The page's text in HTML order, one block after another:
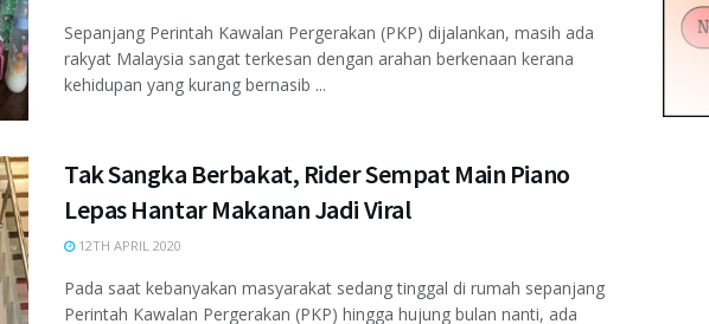
Sepanjang Perintah Kawalan Pergerakan (PKP) dijalankan, masih ada
rakyat Malaysia sangat terkesan dengan arahan berkenaan kerana
kehidupan yang kurang bernasib ...
Tak Sangka Berbakat, Rider Sempat Main Piano
Lepas Hantar Makanan Jadi Viral
12TH APRIL 2020
Pada saat kebanyakan masyarakat sedang tinggal di rumah sepanjang
Perintah Kawalan Pergerakan (PKP) hingga hujung bulan nanti, ada